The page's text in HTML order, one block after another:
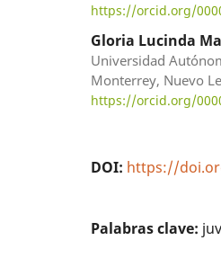
https://orcid.org/
Gloria Lucinda
Universidad
Monterrey, Nuevo
https://orcid.org/
DOI: https://
Palabras clave: